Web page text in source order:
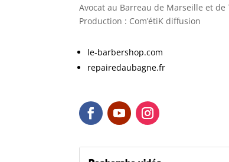
Avocat au Barreau de Marseille et
Production : Com’étiK diffusion
le-barbershop.com
repairedaubagne.fr